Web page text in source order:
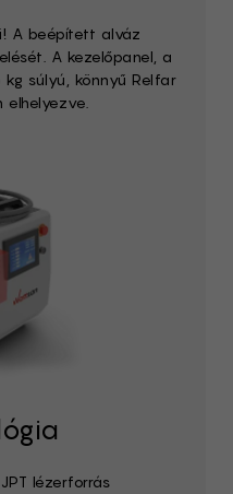
A beépített alváz
A kezelőpanel, a
súlyú, könnyű Relfar
lézerforrás